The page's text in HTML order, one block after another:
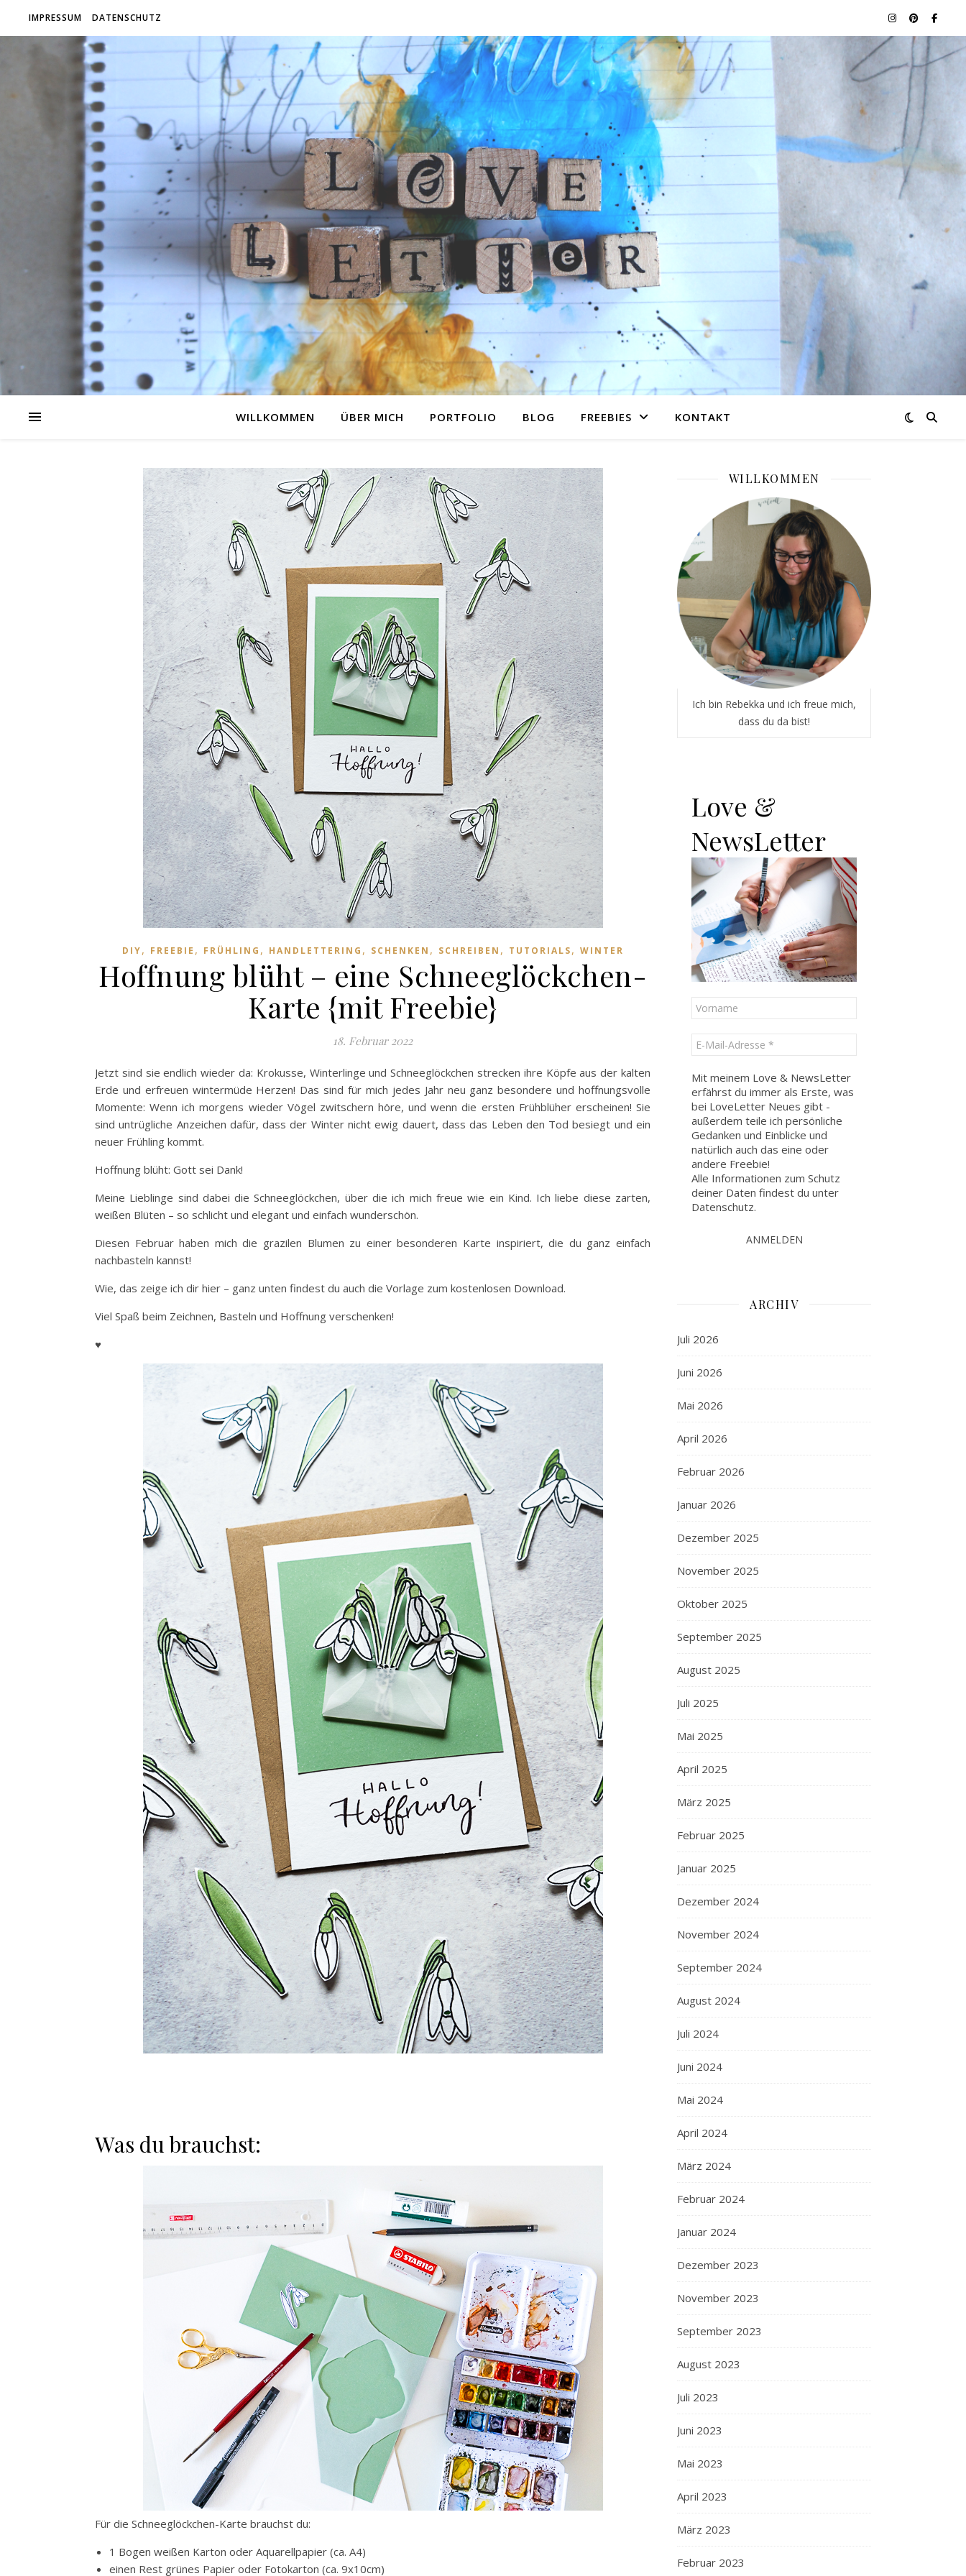
IMPRESSUM DATENSCHUTZ
WILLKOMMEN ÜBER MICH PORTFOLIO BLOG FREEBIES KONTAKT
DIY, FREEBIE , FRÜHLING , HANDLETTERING , SCHENKEN , SCHREIBEN , TUTORIALS, WINTER
Hoffnung blüht – eine Schneeglöckchen-
Karte {mit Freebie}
18. Februar 2022
Jetzt sind sie endlich wieder da: Krokusse, Winterlinge und Schneeglöckchen strecken ihre Köpfe aus der kalten
Erde und erfreuen wintermüde Herzen! Das sind für mich jedes Jahr neu ganz besondere und hoffnungsvolle
Momente: Wenn ich morgens wieder Vögel zwitschern höre, und wenn die ersten Frühblüher erscheinen! Sie
sind untrügliche Anzeichen dafür, dass der Winter nicht ewig dauert, dass das Leben den Tod besiegt und ein
neuer Frühling kommt.
Hoffnung blüht: Gott sei Dank!
Meine Lieblinge sind dabei die Schneeglöckchen, über die ich mich freue wie ein Kind. Ich liebe diese zarten,
weißen Blüten – so schlicht und elegant und einfach wunderschön.
Diesen Februar haben mich die grazilen Blumen zu einer besonderen Karte inspiriert, die du ganz einfach
nachbasteln kannst!
Wie, das zeige ich dir hier – ganz unten findest du auch die Vorlage zum kostenlosen Download.
Viel Spaß beim Zeichnen, Basteln und Hoffnung verschenken!
♥
Was du brauchst:
Für die Schneeglöckchen-Karte brauchst du:
1 Bogen weißen Karton oder Aquarellpapier (ca. A4)
einen Rest grünes Papier oder Fotokarton (ca. 9x10cm)
WILLKOMMEN
Ich bin Rebekka und ich freue mich,
dass du da bist!
Love &
NewsLetter
Mit meinem Love & NewsLetter
erfährst du immer als Erste, was
bei LoveLetter Neues gibt -
außerdem teile ich persönliche
Gedanken und Einblicke und
natürlich auch das eine oder
andere Freebie!
Alle Informationen zum Schutz
deiner Daten findest du unter
Datenschutz.
ARCHIV
Juli 2026
Juni 2026
Mai 2026
April 2026
Februar 2026
Januar 2026
Dezember 2025
November 2025
Oktober 2025
September 2025
August 2025
Juli 2025
Mai 2025
April 2025
März 2025
Februar 2025
Januar 2025
Dezember 2024
November 2024
September 2024
August 2024
Juli 2024
Juni 2024
Mai 2024
April 2024
März 2024
Februar 2024
Januar 2024
Dezember 2023
November 2023
September 2023
August 2023
Juli 2023
Juni 2023
Mai 2023
April 2023
März 2023
Februar 2023